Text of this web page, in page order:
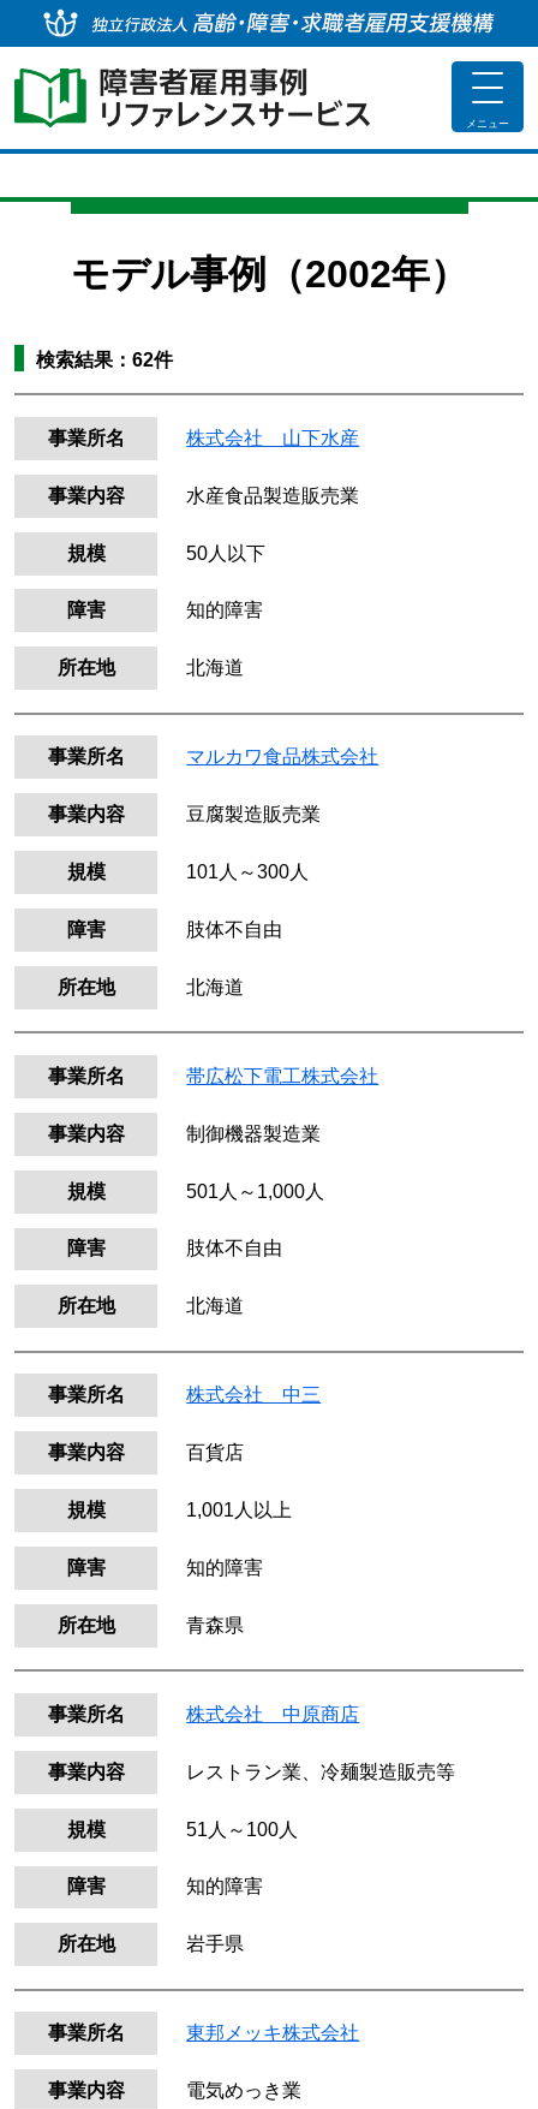
toggle
メニュー
モデル事例（2002年）
検索結果： 62件
事業所名 株式会社 山下水産
事業内容 水産食品製造販売業
規模 50人以下
障害 知的障害
所在地 北海道
事業所名 マルカワ食品株式会社
事業内容 豆腐製造販売業
規模 101人～300人
障害 肢体不自由
所在地 北海道
事業所名 帯広松下電工株式会社
事業内容 制御機器製造業
規模 501人～1,000人
障害 肢体不自由
所在地 北海道
事業所名 株式会社 中三
事業内容 百貨店
規模 1,001人以上
障害 知的障害
所在地 青森県
事業所名 株式会社 中原商店
事業内容 レストラン業、冷麺製造販売等
規模 51人～100人
障害 知的障害
所在地 岩手県
事業所名 東邦メッキ株式会社
事業内容 電気めっき業